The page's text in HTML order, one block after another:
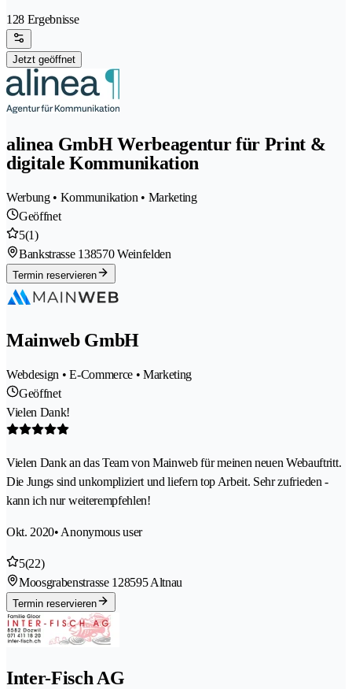
128 Ergebnisse
Jetzt geöffnet
alinea GmbH Werbeagentur für Print &
digitale Kommunikation
Werbung • Kommunikation • Marketing
Geöffnet
5(1)
Bankstrasse 138570 Weinfelden
Termin reservieren
Mainweb GmbH
Webdesign • E-Commerce • Marketing
Geöffnet
Vielen Dank!
Vielen Dank an das Team von Mainweb für meinen neuen Webauftritt.
Die Jungs sind unkompliziert und liefern top Arbeit. Sehr zufrieden -
kann ich nur weiterempfehlen!
Okt. 2020• Anonymous user
5(22)
Moosgrabenstrasse 128595 Altnau
Termin reservieren
Inter-Fisch AG